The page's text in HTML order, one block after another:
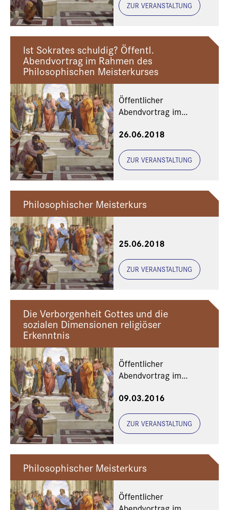
ZUR VERANSTALTUNG
Ist Sokrates schuldig? Öffentl.
Abendvortrag im Rahmen des
Philosophischen Meisterkurses
Öffentlicher
Abendvortrag im
Philosophischen
Meisterkurses
26.06.2018
ZUR VERANSTALTUNG
Philosophischer Meisterkurs
25.06.2018
ZUR VERANSTALTUNG
Die Verborgenheit Gottes und die
sozialen Dimensionen religiöser
Erkenntnis
Öffentlicher
Abendvortrag im
Philosophischen
Meisterkurses mit der
Münchner Hochschule
für Philosophie SJ
09.03.2016
ZUR VERANSTALTUNG
Philosophischer Meisterkurs
Öffentlicher